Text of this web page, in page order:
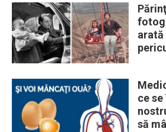
arată
ce
să